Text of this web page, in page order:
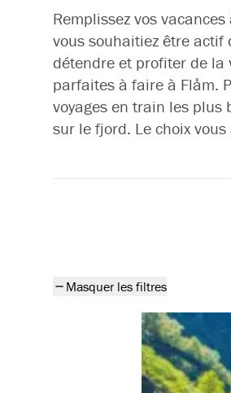
Remplissez vos
vous souhaitiez être
détendre et profiter de la
parfaites à faire à Flåm.
voyages en train les plus
sur le fjord. Le choix
Masquer les filtres